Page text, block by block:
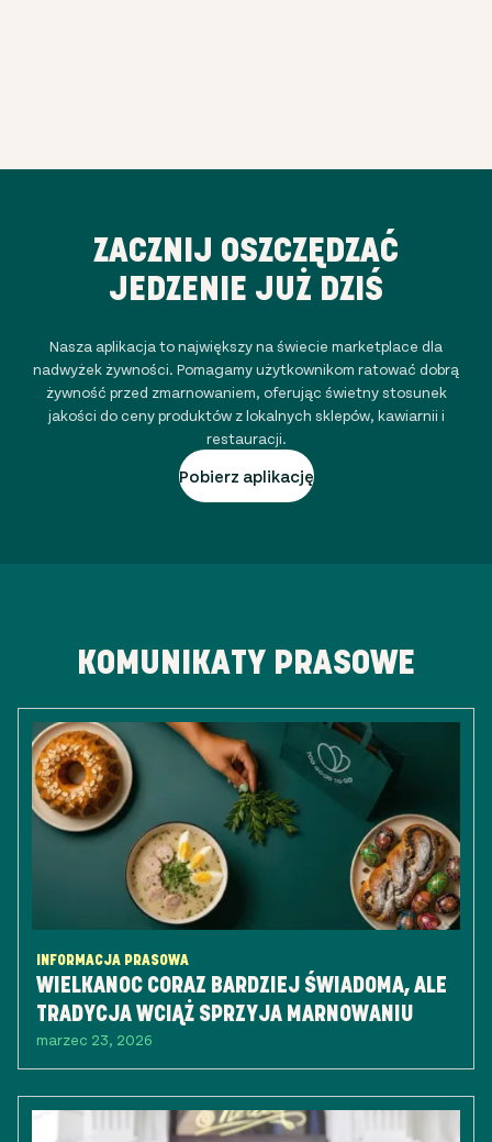
ZACZNIJ OSZCZĘDZAĆ
JEDZENIE JUŻ DZIŚ
Nasza aplikacja to największy na świecie marketplace dla
nadwyżek żywności. Pomagamy użytkownikom ratować dobrą
żywność przed zmarnowaniem, oferując świetny stosunek
jakości do ceny produktów z lokalnych sklepów, kawiarnii i
restauracji.
Pobierz aplikację
KOMUNIKATY PRASOWE
INFORMACJA PRASOWA
WIELKANOC CORAZ BARDZIEJ ŚWIADOMA, ALE
TRADYCJA WCIĄŻ SPRZYJA MARNOWANIU
marzec 23, 2026